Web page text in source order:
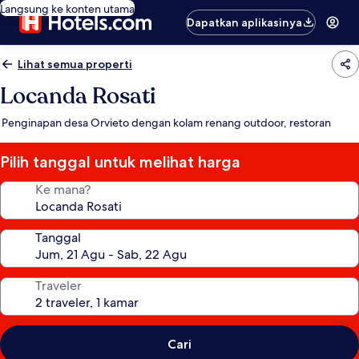
Langsung ke konten utama
Dapatkan aplikasinya
Lihat semua properti
Locanda Rosati
Penginapan desa Orvieto dengan kolam renang outdoor, restoran
Pilih tanggal untuk melihat harga
Ke mana?
Tanggal
Traveler
Cari